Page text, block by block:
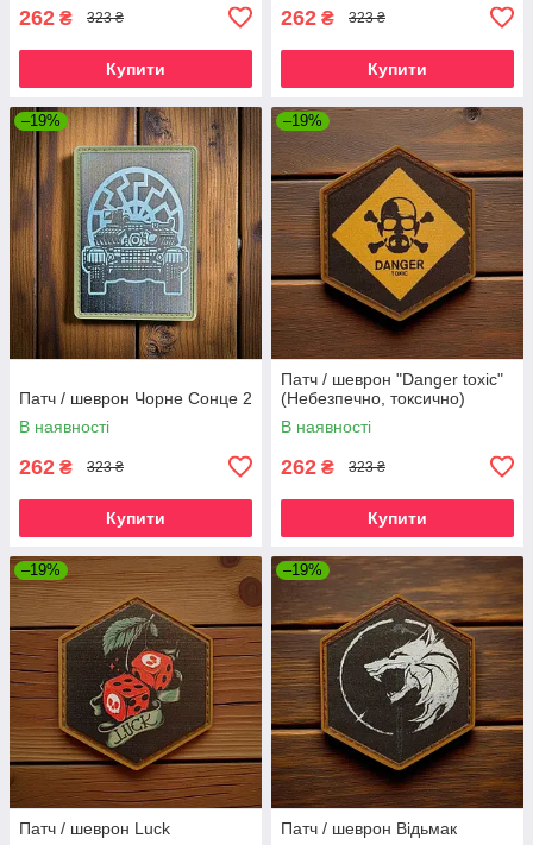
262 ₴ 323 ₴
Купити
262 ₴ 323 ₴
Купити
–19%
Патч / шеврон Чорне Сонце 2
В наявності
262 ₴ 323 ₴
Купити
–19%
Патч / шеврон "Danger toxic"
(Небезпечно, токсично)
В наявності
262 ₴ 323 ₴
Купити
–19%
Патч / шеврон Luck
–19%
Патч / шеврон Відьмак